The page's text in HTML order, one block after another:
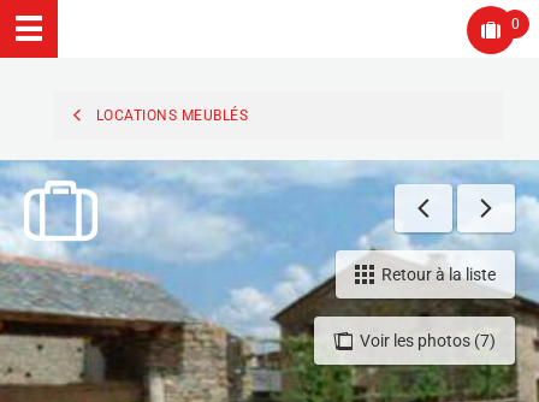
0
LOCATIONS MEUBLÉS
Voir les photos (7)
Retour à la liste